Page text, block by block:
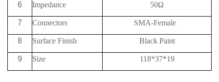
6 Impedance 50Ω
7 Connectors SMA-Female
8 Surface Finish Black Paint
9 Size 118*37*19